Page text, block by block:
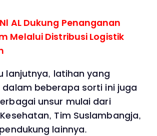
AL Dukung Penanganan
Melalui Distribusi Logistik
lanjutnya, latihan yang
dalam beberapa sorti ini juga
unsur mulai dari
Tim Suslambangja,
lainnya.